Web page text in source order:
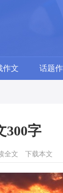
作文 话题
300字
全文 下载本文